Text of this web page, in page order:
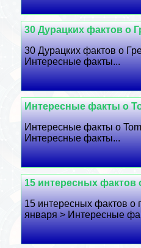
30 Дypaцких фактов о
30 Дypaцких фактов о
Интересные факты...
Интересные факты о
Интересные факты о
Интересные факты...
15 интересных фактов
15 интересных фактов о
января > Интересные